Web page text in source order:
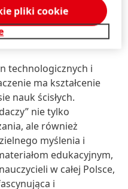
rękach
technologicznych i
ma kształcenie
nauk ścisłych.
nie tylko
ale również
myślenia i
edukacyjnym,
w całej Polsce,
i
pliki cookie